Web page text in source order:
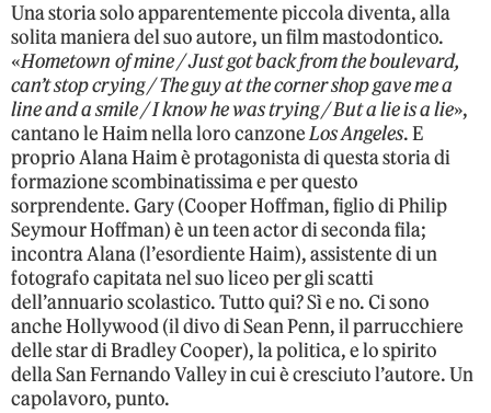
Una storia solo apparentemente piccola diventa, alla
solita maniera del suo autore, un film mastodontico.
«Hometown of mine / Just got back from the boulevard,
can’t stop crying / The guy at the corner shop gave me a
line and a smile / I know he was trying / But a lie is a lie»,
cantano le Haim nella loro canzoneLos Angeles. E
proprio Alana Haim è protagonista di questa storia di
formazione scombinatissima e per questo
sorprendente. Gary (Cooper Hoffman, figlio di Philip
Seymour Hoffman) è un teen actor di seconda fila;
incontra Alana (l’esordiente Haim), assistente di un
fotografo capitata nel suo liceo per gli scatti
dell’annuario scolastico. Tutto qui? Sì e no. Ci sono
anche Hollywood (il divo di Sean Penn, il parrucchiere
delle star di Bradley Cooper), la politica, e lo spirito
della San Fernando Valley in cui è cresciuto l’autore. Un
capolavoro, punto.